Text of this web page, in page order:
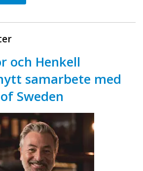
och Henkell
samarbete med
Sweden